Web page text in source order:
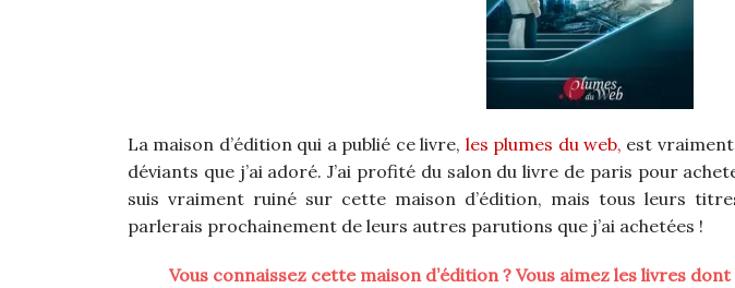
La maison d’édition qui a publié ce livre, les plumes du web, est vraiment
déviants que j’ai adoré. J’ai profité du salon du livre de paris pour
suis vraiment ruiné sur cette maison d’édition, mais tous leurs
parlerais prochainement de leurs autres parutions que j’ai achetées !
Vous connaissez cette maison d’édition ? Vous aimez les livres